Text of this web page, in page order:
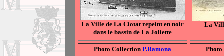
La Ville de La Ciotat repeint en noir
dans le bassin de La Joliette
La
Photo Collection P.Ramona